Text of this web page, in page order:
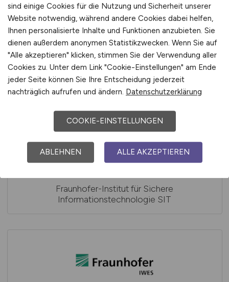
Fraunhofer-Institut für Optronik, Systemtechnik
und Bildauswertung IOSB Institutsteil
Angewandte Systemtechnik AST
Fraunhofer-Institut für Sichere
Informationstechnologie SIT
sind einige Cookies für die Nutzung und Sicherheit unserer
Website notwendig, während andere Cookies dabei helfen,
Ihnen personalisierte Inhalte und Funktionen anzubieten. Sie
dienen außerdem anonymen Statistikzwecken. Wenn Sie auf
"Alle akzeptieren" klicken, stimmen Sie der Verwendung aller
Cookies zu. Unter dem Link "Cookie-Einstellungen" am Ende
jeder Seite können Sie Ihre Entscheidung jederzeit
nachträglich aufrufen und ändern. Datenschutzerklärung
COOKIE-EINSTELLUNGEN
ABLEHNEN ALLE AKZEPTIEREN